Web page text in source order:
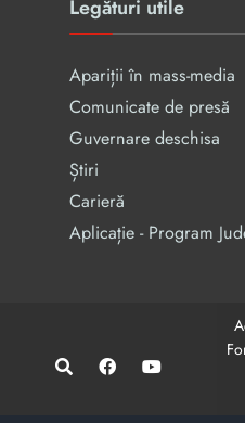
Legături utile
Apariții în mass-media
Comunicate de presă
Guvernare deschisa
Știri
Carieră
Aplicație - Program